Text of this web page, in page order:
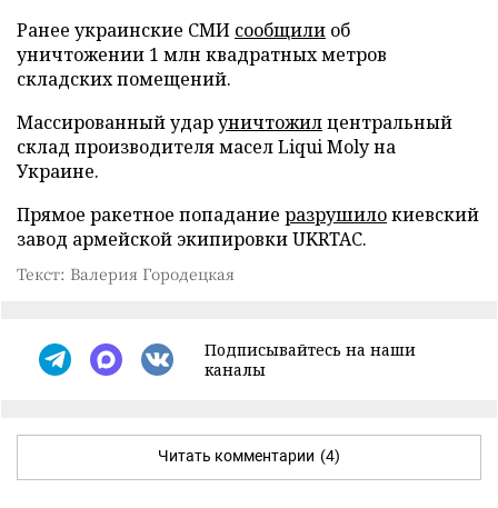
Ранее украинские СМИ сообщили об
уничтожении 1 млн квадратных метров
складских помещений.
Массированный ударуничтожилцентральный
склад производителя масел Liqui Moly на
Украине.
Прямое ракетное попадание разрушилокиевский
завод армейской экипировки UKRTAC.
Текст: Валерия Городецкая
Подписывайтесь на наши
каналы
Читать комментарии (4)